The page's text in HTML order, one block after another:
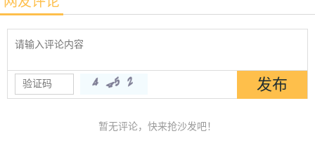
暂无评论，快来抢沙发吧！